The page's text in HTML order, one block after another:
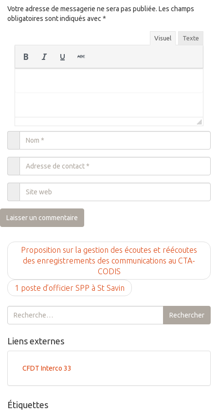
Votre adresse de messagerie ne sera pas publiée. Les champs
obligatoires sont indiqués avec*
Visuel Texte
Proposition sur la gestion des écoutes et réécoutes
des enregistrements des communications au CTA-
CODIS
1 poste d’officier SPP à St Savin
Rechercher :
Rechercher
Liens externes
CFDT Interco 33
Étiquettes